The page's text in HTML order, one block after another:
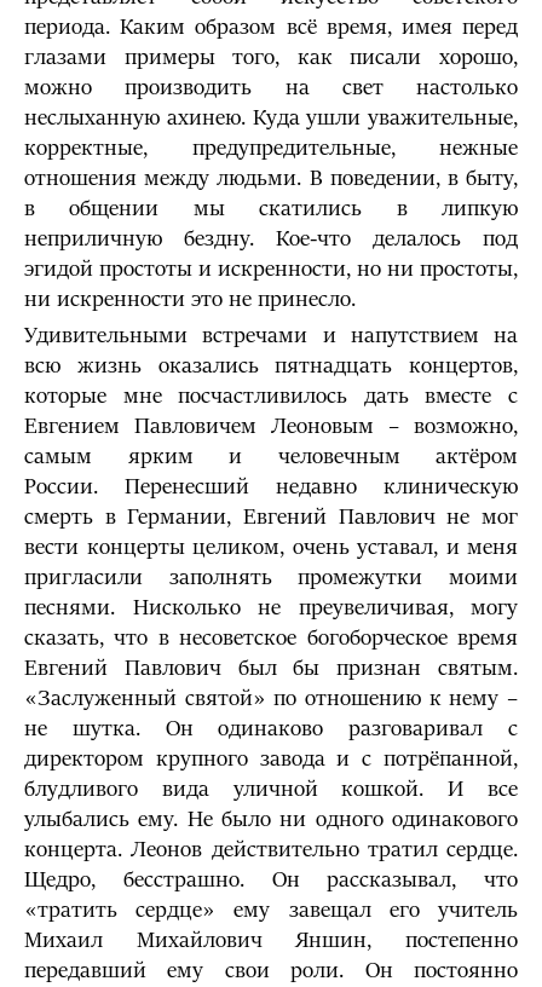
периода. Каким образом всё время, имея перед
глазами примеры того, как писали хорошо,
можно производить на свет настолько
неслыханную ахинею. Куда ушли уважительные,
корректные, предупредительные, нежные
отношения между людьми. В поведении, в быту,
в общении мы скатились в липкую
неприличную бездну. Кое-что делалось под
эгидой простоты и искренности, но ни простоты,
ни искренности это не принесло.
Удивительными встречами и напутствием на
всю жизнь оказались пятнадцать концертов,
которые мне посчастливилось дать вместе с
Евгением Павловичем Леоновым – возможно,
самым ярким и человечным актёром
России. Перенесший недавно клиническую
смерть в Германии, Евгений Павлович не мог
вести концерты целиком, очень уставал, и меня
пригласили заполнять промежутки моими
песнями. Нисколько не преувеличивая, могу
сказать, что в несоветское богоборческое время
Евгений Павлович был бы признан святым.
«Заслуженный святой» по отношению к нему –
не шутка. Он одинаково разговаривал с
директором крупного завода и с потрёпанной,
блудливого вида уличной кошкой. И все
улыбались ему. Не было ни одного одинакового
концерта. Леонов действительно тратил сердце.
Щедро, бесстрашно. Он рассказывал, что
«тратить сердце» ему завещал его учитель
Михаил Михайлович Яншин, постепенно
передавший ему свои роли. Он постоянно